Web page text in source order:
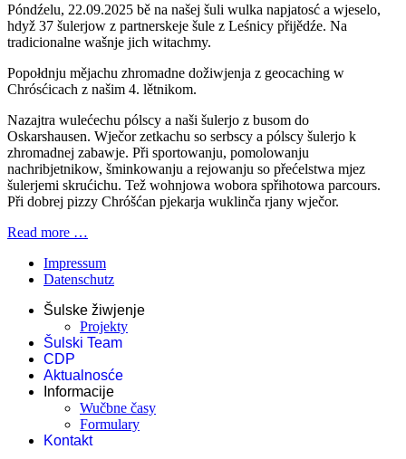
Póndźelu, 22.09.2025 bě na našej šuli wulka napjatosć a wjeselo,
hdyž 37 šulerjow z partnerskeje šule z Leśnicy přijědźe. Na
tradicionalne wašnje jich witachmy.
Popołdnju mějachu zhromadne dožiwjenja z geocaching w
Chrósćicach z našim 4. lětnikom.
Nazajtra wulećechu pólscy a naši šulerjo z busom do
Oskarshausen. Wječor zetkachu so serbscy a pólscy šulerjo k
zhromadnej zabawje. Při sportowanju, pomolowanju
nachribjetnikow, šminkowanju a rejowanju so přećelstwa mjez
šulerjemi skrućichu. Tež wohnjowa wobora spřihotowa parcours.
Při dobrej pizzy Chróšćan pjekarja wuklinča rjany wječor.
Read more …
Impressum
Datenschutz
Šulske žiwjenje
Projekty
Šulski Team
CDP
Aktualnosće
Informacije
Wučbne časy
Formulary
Kontakt